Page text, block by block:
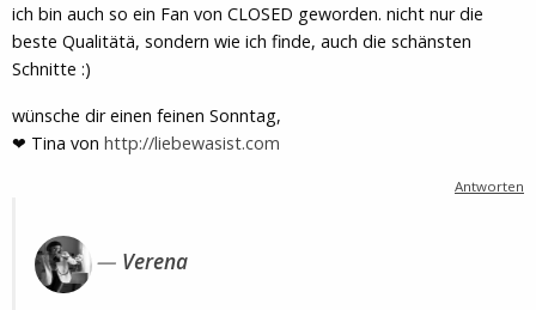
ich bin auch so ein Fan von CLOSED geworden. nicht nur die
beste Qualitätä, sondern wie ich finde, auch die schänsten
Schnitte :)
wünsche dir einen feinen Sonntag,
❤ Tina von http://liebewasist.com
Antworten
Verena